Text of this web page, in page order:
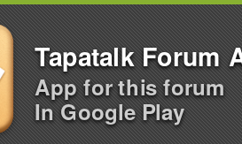
Tapatalk Forum
App for this forum
In Google Play